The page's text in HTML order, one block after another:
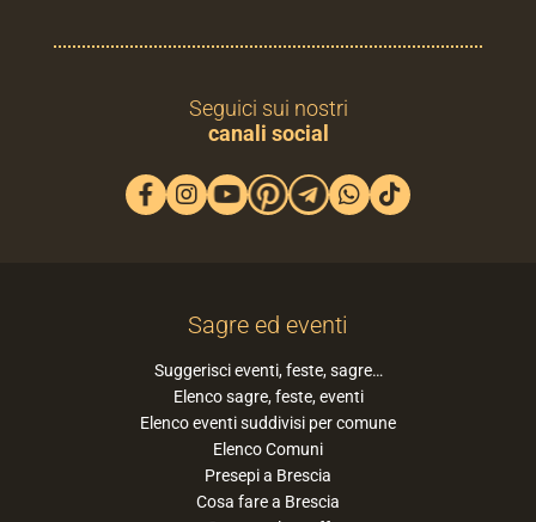
Seguici sui nostri
canali social
Sagre ed eventi
Suggerisci eventi, feste, sagre…
Elenco sagre, feste, eventi
Elenco eventi suddivisi per comune
Elenco Comuni
Presepi a Brescia
Cosa fare a Brescia